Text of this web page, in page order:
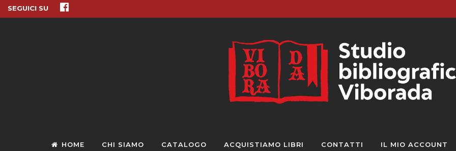
SEGUICI SU
HOME CHI SIAMO CATALOGO ACQUISTIAMO LIBRI CONTATTI IL MIO ACCOUNT